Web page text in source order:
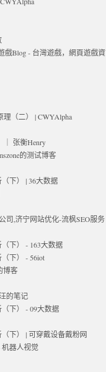
戲Blog - 台灣遊戲，網頁遊戲
理（二） | CWYAlpha
｜ 张衡Henry
的测试博客
下） | 36大数据
司,济宁网站优化-流枫SEO服务
下） - 163大数据
下） - 56iot
博客
的笔记
下） - 09大数据
下） | 可穿戴设备戴粉网
器人视觉